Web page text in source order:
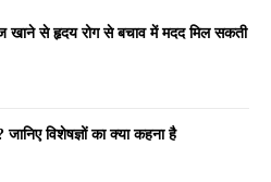
खाने से हृदय रोग से बचाव में मदद मिल सकती
विशेषज्ञों का क्या कहना है